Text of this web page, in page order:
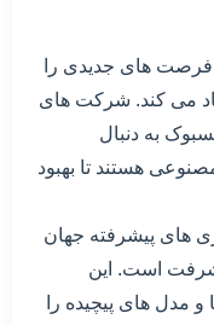
های جدیدی را
می کند. شرکت های
به دنبال
هستند تا بهبود
های پیشرفته جهان
است. این
مدل های پیچیده را